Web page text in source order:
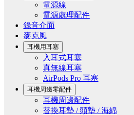
電源線
電源處理配件
錄音介面
麥克風
耳機用耳塞
入耳式耳塞
真無線耳塞
AirPods Pro 耳塞
耳機周邊零配件
耳機周邊配件
替換耳墊 / 頭墊 / 海綿